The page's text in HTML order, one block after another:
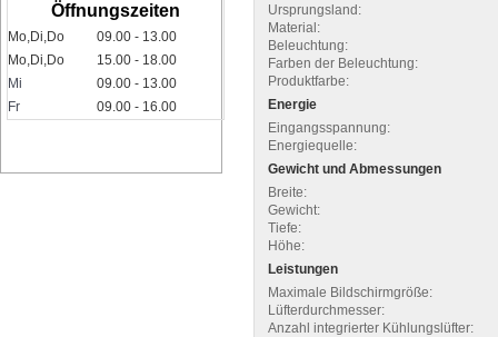
Öffnungszeiten
Mo,Di,Do
09.00 - 13.00
Mo,Di,Do
15.00 - 18.00
Mi
09.00 - 13.00
Fr
09.00 - 16.00
Ursprungsland:
Material:
Beleuchtung:
Farben der Beleuchtung:
Produktfarbe:
Energie
Eingangsspannung:
Energiequelle:
Gewicht und Abmessungen
Breite:
Gewicht:
Tiefe:
Höhe:
Leistungen
Maximale Bildschirmgröße:
Lüfterdurchmesser:
Anzahl integrierter Kühlungslüfter: